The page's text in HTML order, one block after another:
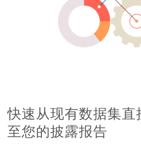
快速从现有数据集直
至您的披露报告